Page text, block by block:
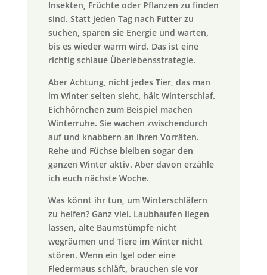
Insekten, Früchte oder Pflanzen zu finden
sind. Statt jeden Tag nach Futter zu
suchen, sparen sie Energie und warten,
bis es wieder warm wird. Das ist eine
richtig schlaue Überlebensstrategie.
Aber Achtung, nicht jedes Tier, das man
im Winter selten sieht, hält Winterschlaf.
Eichhörnchen zum Beispiel machen
Winterruhe. Sie wachen zwischendurch
auf und knabbern an ihren Vorräten.
Rehe und Füchse bleiben sogar den
ganzen Winter aktiv. Aber davon erzähle
ich euch nächste Woche.
Was könnt ihr tun, um Winterschläfern
zu helfen? Ganz viel. Laubhaufen liegen
lassen, alte Baumstümpfe nicht
wegräumen und Tiere im Winter nicht
stören. Wenn ein Igel oder eine
Fledermaus schläft, brauchen sie vor